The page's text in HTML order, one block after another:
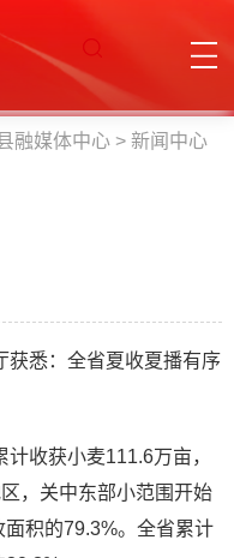
融媒体中心 > 新闻中心
获悉：全省夏收夏播有序
收获小麦111.6万亩，
，关中东部小范围开始
积的79.3%。全省累计